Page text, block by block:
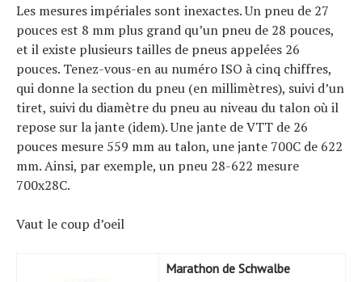
Les mesures impériales sont inexactes. Un pneu de 27
pouces est 8 mm plus grand qu’un pneu de 28 pouces,
et il existe plusieurs tailles de pneus appelées 26
pouces. Tenez-vous-en au numéro ISO à cinq chiffres,
qui donne la section du pneu (en millimètres), suivi d’un
tiret, suivi du diamètre du pneu au niveau du talon où il
repose sur la jante (idem). Une jante de VTT de 26
pouces mesure 559 mm au talon, une jante 700C de 622
mm. Ainsi, par exemple, un pneu 28-622 mesure
700x28C.
Vaut le coup d’oeil
Marathon de Schwalbe